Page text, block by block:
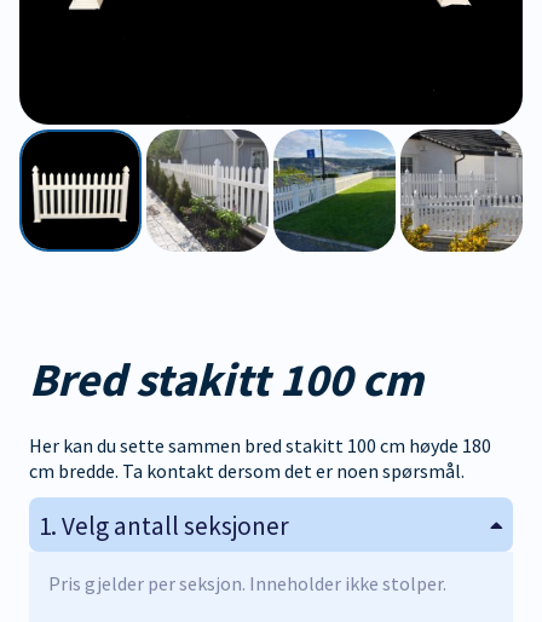
Bred stakitt 100 cm
Her kan du sette sammen bred stakitt 100 cm høyde 180
cm bredde. Ta kontakt dersom det er noen spørsmål.
1 Velg antall seksjoner
Pris gjelder per seksjon. Inneholder ikke stolper.